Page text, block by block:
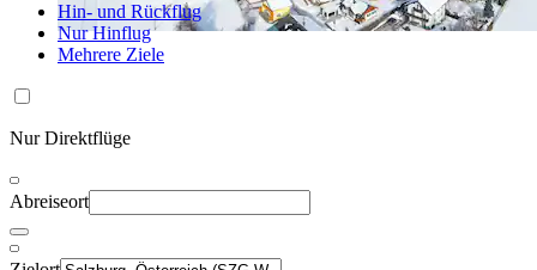
Hin- und Rückflug
Nur Hinflug
Mehrere Ziele
Nur Direktflüge
Abreiseort